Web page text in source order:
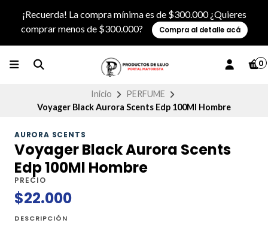
¡Recuerda! La compra mínima es de $300.000 ¿Quieres
comprar menos de $300.000?
Compra al detalle acá
0
Inicio
PERFUME
Voyager Black Aurora Scents Edp 100Ml Hombre
AURORA SCENTS
Voyager Black Aurora Scents
Edp 100Ml Hombre
PRECIO
$22.000
DESCRIPCIÓN